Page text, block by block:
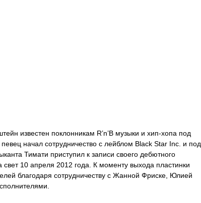
известен поклонникам R’n’B музыки и хип-хопа под
начал сотрудничество с лейблом Black Star Inc. и под
Тимати приступил к записи своего дебютного
10 апреля 2012 года. К моменту выхода пластинки
благодаря сотрудничеству с Жанной Фриске, Юлией